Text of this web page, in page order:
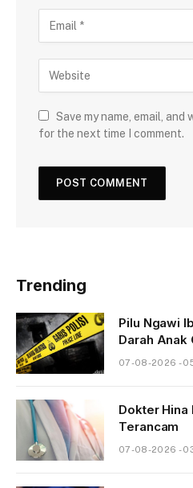
Save my name, email,
for the next time I comment.
Trending
Pilu Ngawi
Darah Anak
07-08-2026 -
Dokter Hina
Terancam
07-08-2026 -